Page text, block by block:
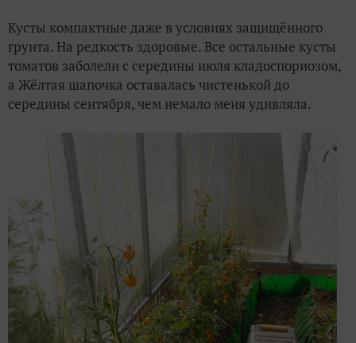
Кусты компактные даже в условиях защищённого
грунта. На редкость здоровые. Все остальные кусты
томатов заболели с середины июля кладоспориозом,
а Жёлтая шапочка оставалась чистенькой до
середины сентября, чем немало меня удивляла.